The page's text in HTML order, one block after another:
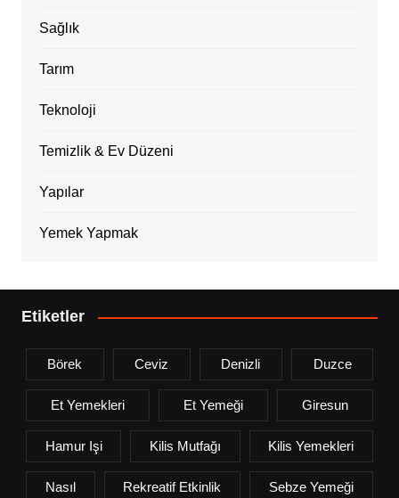
Sağlık
Tarım
Teknoloji
Temizlik & Ev Düzeni
Yapılar
Yemek Yapmak
Etiketler
Börek Ceviz Denizli Duzce
Et Yemekleri Et Yemeği Giresun
Hamur Işi Kilis Mutfağı Kilis Yemekleri
Nasıl Rekreatif Etkinlik Sebze Yemeği